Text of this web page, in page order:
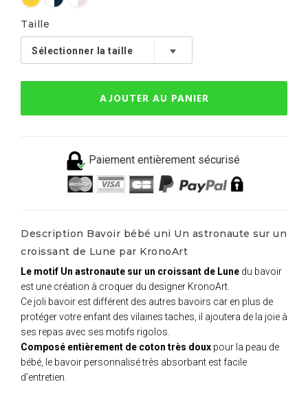
Taille
AJOUTER AU PANIER
Paiement entièrement sécurisé
Description Bavoir bébé uni Un astronaute sur un
croissant de Lune par KronoArt
Le motif Un astronaute sur un croissant de Lune du bavoir
est une création à croquer du designer KronoArt.
Ce joli bavoir est différent des autres bavoirs car en plus de
protéger votre enfant des vilaines taches, il ajoutera de la joie à
ses repas avec ses motifs rigolos.
Composé entièrement de coton très doux pour la peau de
bébé, le bavoir personnalisé très absorbant est facile
d’entretien.